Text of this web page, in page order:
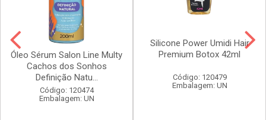
Óleo Sérum Salon Line Multy
Cachos dos Sonhos
Definição Natu...
Código: 120474
Embalagem: UN
Silicone Power Umidi Hair
Premium Botox 42ml
Código: 120479
Embalagem: UN